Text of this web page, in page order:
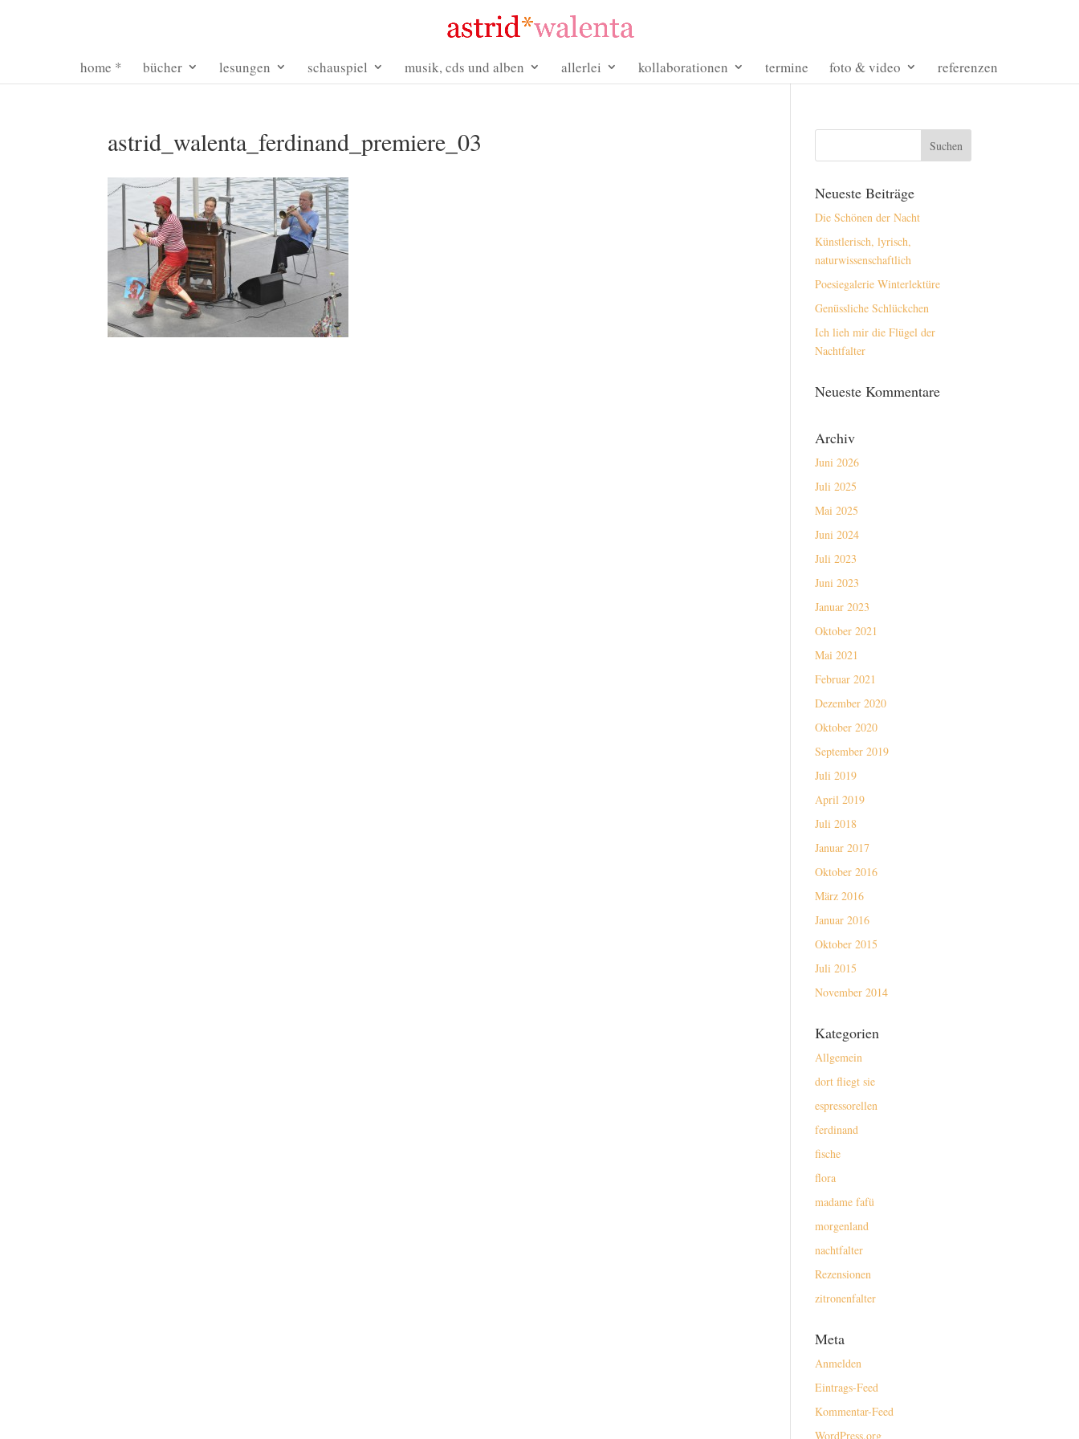
home * bücher lesungen schauspiel musik, cds und alben allerlei kollaborationen termine foto & video referenzen
astrid_walenta_ferdinand_premiere_03
Neueste Beiträge
Die Schönen der Nacht
Künstlerisch, lyrisch,
naturwissenschaftlich
Poesiegalerie Winterlektüre
Genüssliche Schlückchen
Ich lieh mir die Flügel der
Nachtfalter
Neueste Kommentare
Archiv
Juni 2026
Juli 2025
Mai 2025
Juni 2024
Juli 2023
Juni 2023
Januar 2023
Oktober 2021
Mai 2021
Februar 2021
Dezember 2020
Oktober 2020
September 2019
Juli 2019
April 2019
Juli 2018
Januar 2017
Oktober 2016
März 2016
Januar 2016
Oktober 2015
Juli 2015
November 2014
Kategorien
Allgemein
dort fliegt sie
espressorellen
ferdinand
fische
flora
madame fafü
morgenland
nachtfalter
Rezensionen
zitronenfalter
Meta
Anmelden
Eintrags-Feed
Kommentar-Feed
WordPress.org